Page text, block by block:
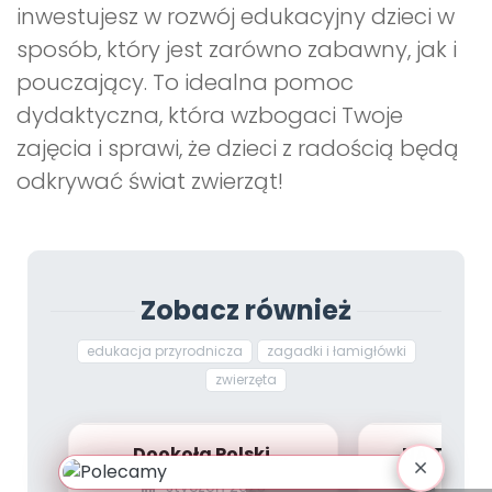
inwestujesz w rozwój edukacyjny dzieci w
sposób, który jest zarówno zabawny, jak i
pouczający. To idealna pomoc
dydaktyczna, która wzbogaci Twoje
zajęcia i sprawi, że dzieci z radością będą
odkrywać świat zwierząt!
Zobacz również
edukacja przyrodnicza
zagadki i łamigłówki
zwierzęta
Dookoła Polski.
Województwa lubelskie
styczeń 2023
NA